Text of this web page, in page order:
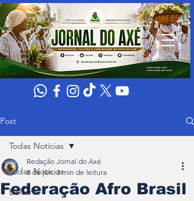
Post
Todas Notícias
Editorial
Todas Notícias
Federação Afro Brasil
Redação Jornal do Axé
8 de jun. 3 min de leitura